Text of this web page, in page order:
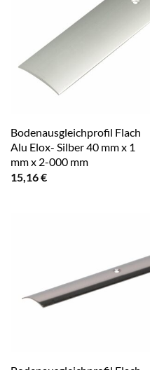
Bodenausgleichprofil Flach
Alu Elox- Silber 40 mm x 1
mm x 2-000 mm
15,16€